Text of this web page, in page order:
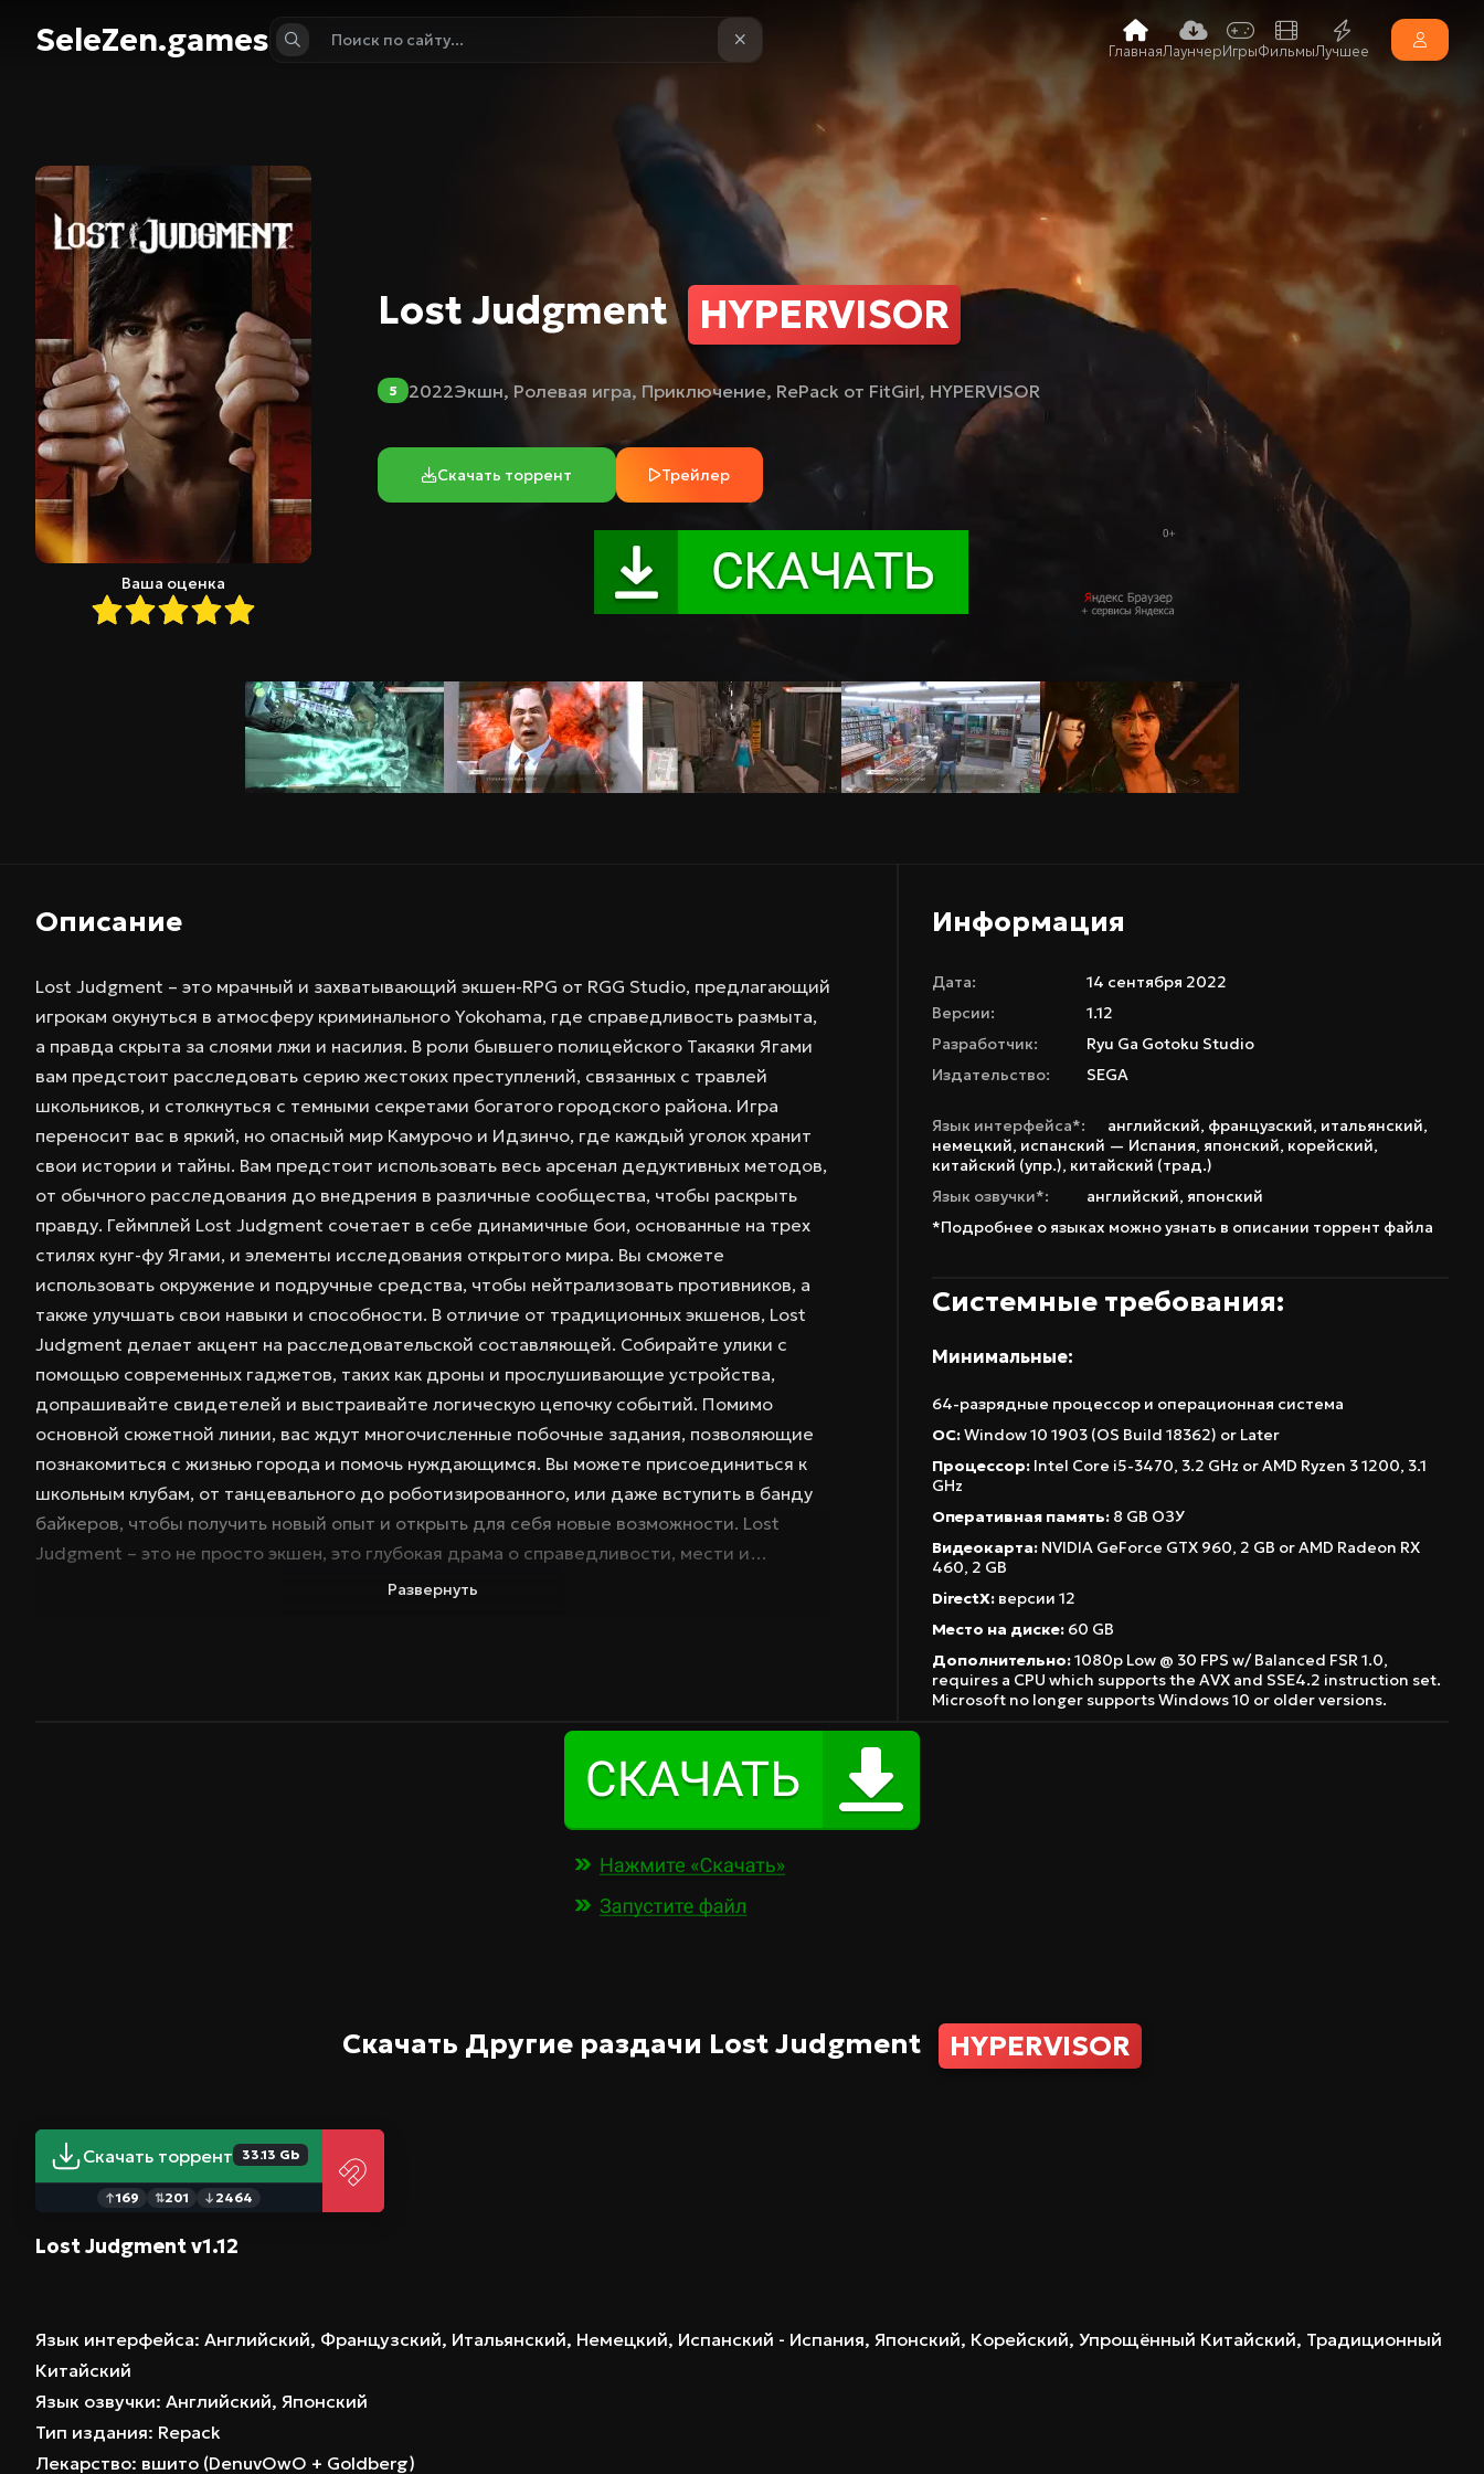
SeleZen.games ГлавнаяЛаунчерИгрыФильмыЛучшее
Ваша оценка
Lost Judgment HYPERVISOR
5 2022Экшн, Ролевая игра, Приключение, RePack от FitGirl, HYPERVISOR
Скачать торрент Трейлер
Описание
Lost Judgment – это мрачный и захватывающий экшен-RPG от RGG Studio, предлагающий
игрокам окунуться в атмосферу криминального Yokohama, где справедливость размыта,
а правда скрыта за слоями лжи и насилия. В роли бывшего полицейского Такаяки Ягами
вам предстоит расследовать серию жестоких преступлений, связанных с травлей
школьников, и столкнуться с темными секретами богатого городского района. Игра
переносит вас в яркий, но опасный мир Камурочо и Идзинчо, где каждый уголок хранит
свои истории и тайны. Вам предстоит использовать весь арсенал дедуктивных методов,
от обычного расследования до внедрения в различные сообщества, чтобы раскрыть
правду. Геймплей Lost Judgment сочетает в себе динамичные бои, основанные на трех
стилях кунг-фу Ягами, и элементы исследования открытого мира. Вы сможете
использовать окружение и подручные средства, чтобы нейтрализовать противников, а
также улучшать свои навыки и способности. В отличие от традиционных экшенов, Lost
Judgment делает акцент на расследовательской составляющей. Собирайте улики с
помощью современных гаджетов, таких как дроны и прослушивающие устройства,
допрашивайте свидетелей и выстраивайте логическую цепочку событий. Помимо
основной сюжетной линии, вас ждут многочисленные побочные задания, позволяющие
познакомиться с жизнью города и помочь нуждающимся. Вы можете присоединиться к
школьным клубам, от танцевального до роботизированного, или даже вступить в банду
байкеров, чтобы получить новый опыт и открыть для себя новые возможности. Lost
Judgment – это не просто экшен, это глубокая драма о справедливости, мести и
искуплении. Игра предлагает уникальную смесь юмора, мрачной атмосферы и
Развернуть
Информация
Дата:
14 сентября 2022
Версии:
1.12
Разработчик:
Ryu Ga Gotoku Studio
Издательство:
SEGA
Язык интерфейса*: английский, французский, итальянский,
немецкий, испанский — Испания, японский, корейский,
китайский (упр.), китайский (трад.)
Язык озвучки*:
английский, японский
*Подробнее о языках можно узнать в описании торрент файла
Системные требования:
Минимальные:
64-разрядные процессор и операционная система
ОС:Window 10 1903 (OS Build 18362) or Later
Процессор: Intel Core i5-3470, 3.2 GHz or AMD Ryzen 3 1200, 3.1
GHz
Оперативная память: 8 GB ОЗУ
Видеокарта: NVIDIA GeForce GTX 960, 2 GB or AMD Radeon RX
460, 2 GB
DirectX: версии 12
Место на диске: 60 GB
Дополнительно:1080p Low @ 30 FPS w/ Balanced FSR 1.0,
requires a CPU which supports the AVX and SSE4.2 instruction set.
Microsoft no longer supports Windows 10 or older versions.
Скачать Другие раздачи Lost Judgment HYPERVISOR
Скачать торрент 33.13 Gb
↑169 ⇅201 ↓ 2464
Lost Judgment v1.12
Язык интерфейса: Английский, Французский, Итальянский, Немецкий, Испанский - Испания, Японский, Корейский, Упрощённый Китайский, Традиционный
Китайский
Язык озвучки: Английский, Японский
Тип издания: Repack
Лекарство: вшито (DenuvOwO + Goldberg)